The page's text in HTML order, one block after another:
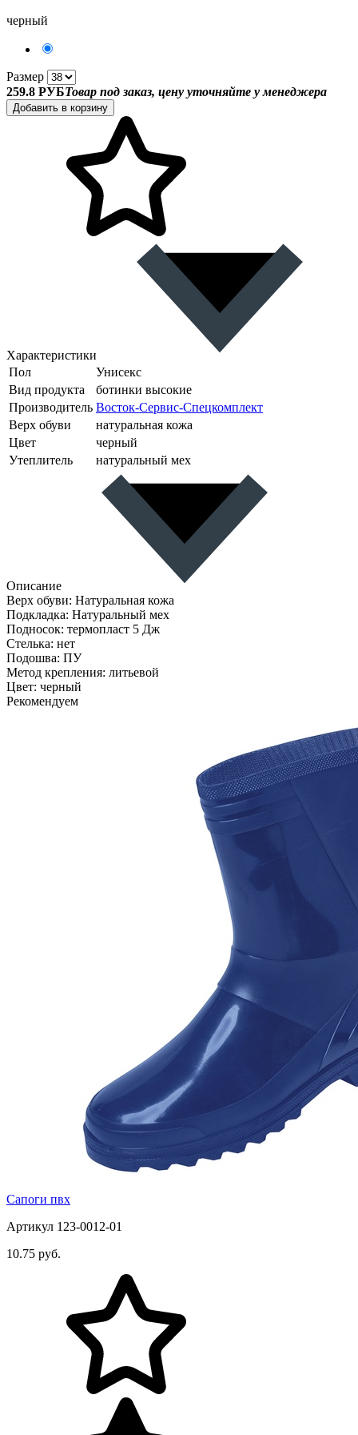
черный
Размер
259.8 РУБТовар под заказ, цену уточняйте у менеджера
Добавить в корзину
Характеристики
Пол
Унисекс
Вид продукта
ботинки высокие
Производитель Восток-Сервис-Спецкомплект
Верх обуви
натуральная кожа
Цвет
черный
Утеплитель
натуральный мех
Описание
Верх обуви: Натуральная кожа
Подкладка: Натуральный мех
Подносок: термопласт 5 Дж
Стелька: нет
Подошва: ПУ
Метод крепления: литьевой
Цвет: черный
Рекомендуем
Сапоги пвх
Артикул 123-0012-01
10.75 руб.